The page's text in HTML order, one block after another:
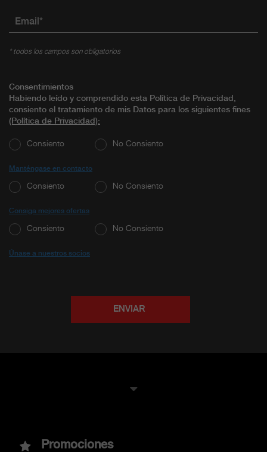
Email*
* todos los campos son obligatorios
Consentimientos
Habiendo leído y comprendido esta Política de Privacidad,
consiento el tratamiento de mis Datos para los siguientes fines
(Política de Privacidad):
Consiento No Consiento
Manténgase en contacto
Consiento No Consiento
Consiga mejores ofertas
Consiento No Consiento
Únase a nuestros socios
ENVIAR
MODELOS
Promociones